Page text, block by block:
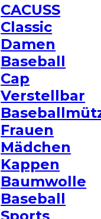
CACUSS
Classic
Damen
Baseball
Cap
Verstellbar
Frauen
Mädchen
Kappen
Baumwolle
Baseball